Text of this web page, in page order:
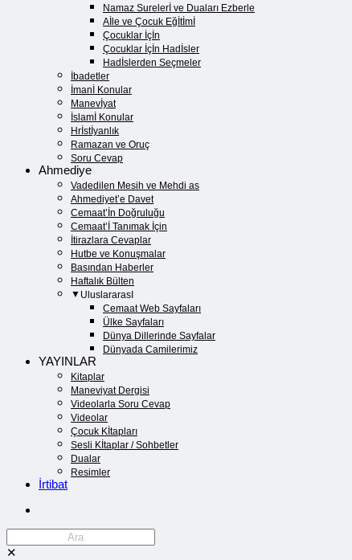
Namaz Surelerİ ve Duaları Ezberle
Aİle ve Çocuk Eğİtİmİ
Çocuklar İçİn
Çocuklar İçİn Hadİsler
Hadİslerden Seçmeler
İbadetler
İmanİ Konular
Manevİyat
İslamİ Konular
Hrİstİyanlık
Ramazan ve Oruç
Soru Cevap
Ahmediye
Vadedilen Mesih ve Mehdi as
Ahmediyet’e Davet
Cemaat’İn Doğruluğu
Cemaat’İ Tanımak İçin
İtirazlara Cevaplar
Hutbe ve Konuşmalar
Basından Haberler
Haftalık Bülten
UluslararasI
Cemaat Web Sayfaları
Ülke Sayfaları
Dünya Dillerinde Sayfalar
Dünyada Camilerimiz
YAYINLAR
Kitaplar
Maneviyat Dergisi
Videolarla Soru Cevap
Videolar
Çocuk Kİtapları
Sesli Kİtaplar / Sohbetler
Dualar
Resimler
İrtibat
✕